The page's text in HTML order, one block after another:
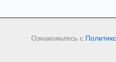
Ознакомьтесь с